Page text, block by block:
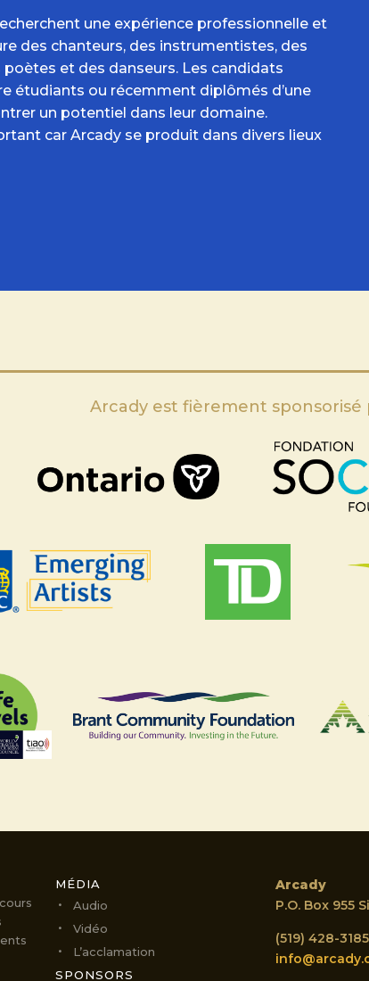
une expérience professionnelle et
des chanteurs, des instrumentistes, des
et des danseurs. Les candidats
étudiants ou récemment diplômés d’une
un potentiel dans leur domaine.
car Arcady se produit dans divers lieux
Arcady est fièrement sponsorisé
MÉDIA
Audio
Vidéo
L’acclamation
SPONSORS
Arcady
P.O. Box 955
(519) 428-3185